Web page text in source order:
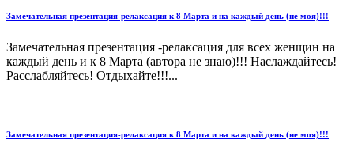
Замечательная презентация-релаксация к 8 Марта и на каждый день (не моя)!!!
Замечательная презентация -релаксация для всех женщин на
каждый день и к 8 Марта (автора не знаю)!!! Наслаждайтесь!
Расслабляйтесь! Отдыхайте!!!...
Замечательная презентация-релаксация к 8 Марта и на каждый день (не моя)!!!